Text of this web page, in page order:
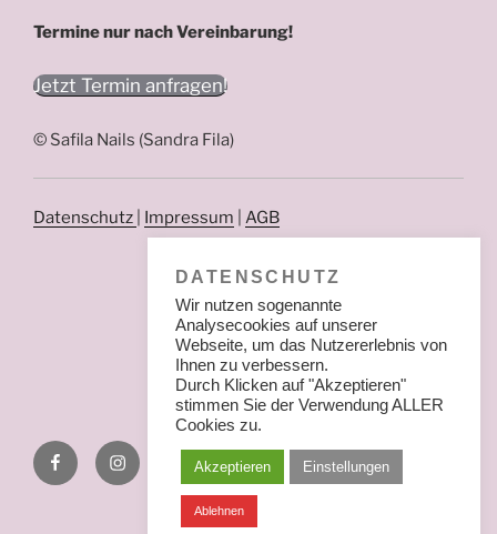
Termine nur nach Vereinbarung!
Jetzt Termin anfragen!
© Safila Nails (Sandra Fila)
Datenschutz Impressum AGB
FacebookInstagram
DATENSCHUTZ
Wir nutzen sogenannte
Analysecookies auf unserer
Webseite, um das Nutzererlebnis von
Ihnen zu verbessern.
Durch Klicken auf "Akzeptieren"
stimmen Sie der Verwendung ALLER
Cookies zu.
Akzeptieren Einstellungen
Ablehnen